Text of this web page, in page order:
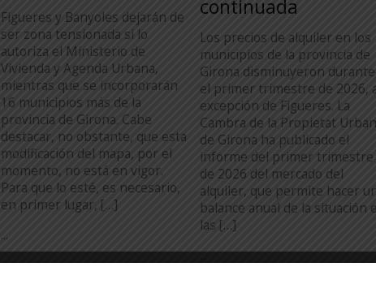
Figueres y Banyoles dejarán de
ser zona tensionada si lo
autoriza el Ministerio de
Vivienda y Agenda Urbana,
mientras que se incorporarán
16 municipios más de la
provincia de Girona. Cabe
destacar, no obstante, que esta
modificación del mapa, por el
momento, no está en vigor.
Para que lo esté, es necesario,
en primer lugar, […]
...
continuada
Los precios de alquiler en los
municipios de la provincia de
Girona disminuyeron durante
el primer trimestre de 2026,
excepción de Figueres. La
Cambra de la Propietat
de Girona ha publicado el
informe del primer trimestre
de 2026 del mercado del
alquiler, que permite hacer
balance anual de la situación
las […]
...